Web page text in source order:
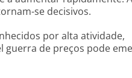
se decisivos.
por alta atividade,
guerra de preços pode